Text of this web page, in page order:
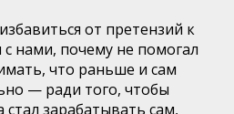
от претензий к
нами, почему не помогал
что раньше и сам
— ради того, чтобы
стал зарабатывать сам,